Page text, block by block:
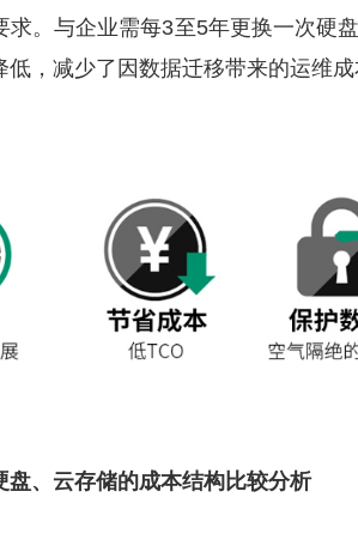
求。与企业需每3至5年更换一次硬
低，减少了因数据迁移带来的运维成
盘、云存储的成本结构比较分析